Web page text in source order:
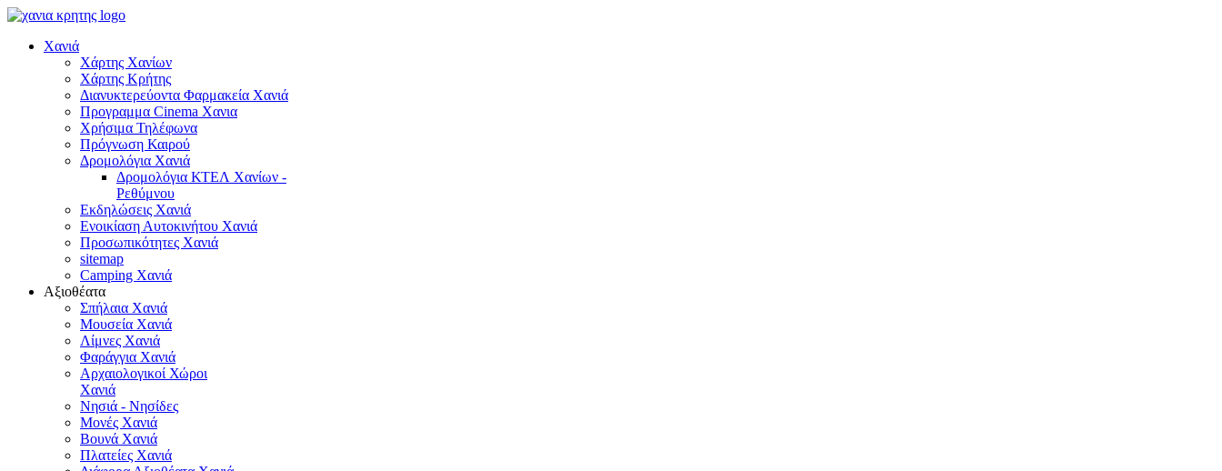
Χανιά
Χάρτης Χανίων
Χάρτης Κρήτης
Διανυκτερεύοντα Φαρμακεία Χανιά
Προγραμμα Cinema Χανια
Χρήσιμα Τηλέφωνα
Πρόγνωση Καιρού
Δρομολόγια Χανιά
Δρομολόγια ΚΤΕΛ Χανίων -
Ρεθύμνου
Εκδηλώσεις Χανιά
Ενοικίαση Αυτοκινήτου Χανιά
Προσωπικότητες Χανιά
sitemap
Camping Χανιά
Αξιοθέατα
Σπήλαια Χανιά
Μουσεία Χανιά
Λίμνες Χανιά
Φαράγγια Χανιά
Αρχαιολογικοί Χώροι
Χανιά
Νησιά - Νησίδες
Μονές Χανιά
Βουνά Χανιά
Πλατείες Χανιά